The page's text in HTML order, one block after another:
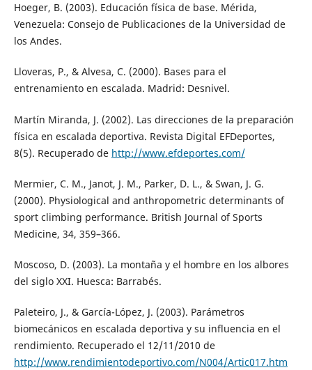
Hoeger, B. (2003). Educación física de base. Mérida,
Venezuela: Consejo de Publicaciones de la Universidad de
los Andes.
Lloveras, P., & Alvesa, C. (2000). Bases para el
entrenamiento en escalada. Madrid: Desnivel.
Martín Miranda, J. (2002). Las direcciones de la preparación
física en escalada deportiva. Revista Digital EFDeportes,
8(5). Recuperado de http://www.efdeportes.com/
Mermier, C. M., Janot, J. M., Parker, D. L., & Swan, J. G.
(2000). Physiological and anthropometric determinants of
sport climbing performance. British Journal of Sports
Medicine, 34, 359–366.
Moscoso, D. (2003). La montaña y el hombre en los albores
del siglo XXI. Huesca: Barrabés.
Paleteiro, J., & García-López, J. (2003). Parámetros
biomecánicos en escalada deportiva y su influencia en el
rendimiento. Recuperado el 12/11/2010 de
http://www.rendimientodeportivo.com/N004/Artic017.htm